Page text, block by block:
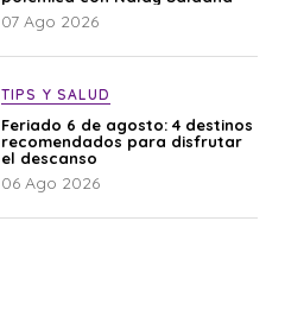
07 Ago 2026
TIPS Y SALUD
Feriado 6 de agosto: 4 destinos
recomendados para disfrutar
el descanso
06 Ago 2026